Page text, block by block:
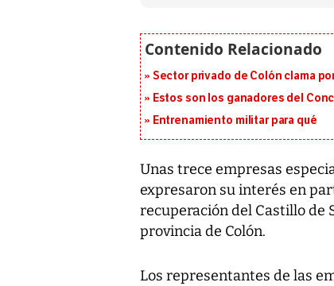
Sector privado de Colón clama
Estos son los ganadores del
Entrenamiento militar para qué
Unas trece empresas
expresaron su interés en
recuperación del Castillo de
provincia de Colón.
Los representantes de las